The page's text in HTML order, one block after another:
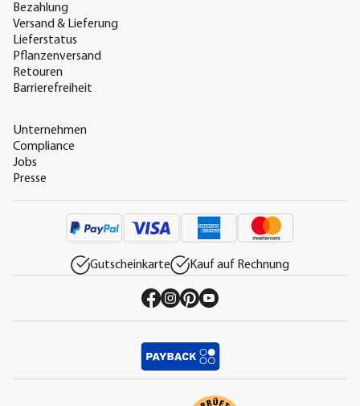
Bezahlung
Versand & Lieferung
Lieferstatus
Pflanzenversand
Retouren
Barrierefreiheit
Unternehmen
Compliance
Jobs
Presse
Gutscheinkarte Kauf auf Rechnung